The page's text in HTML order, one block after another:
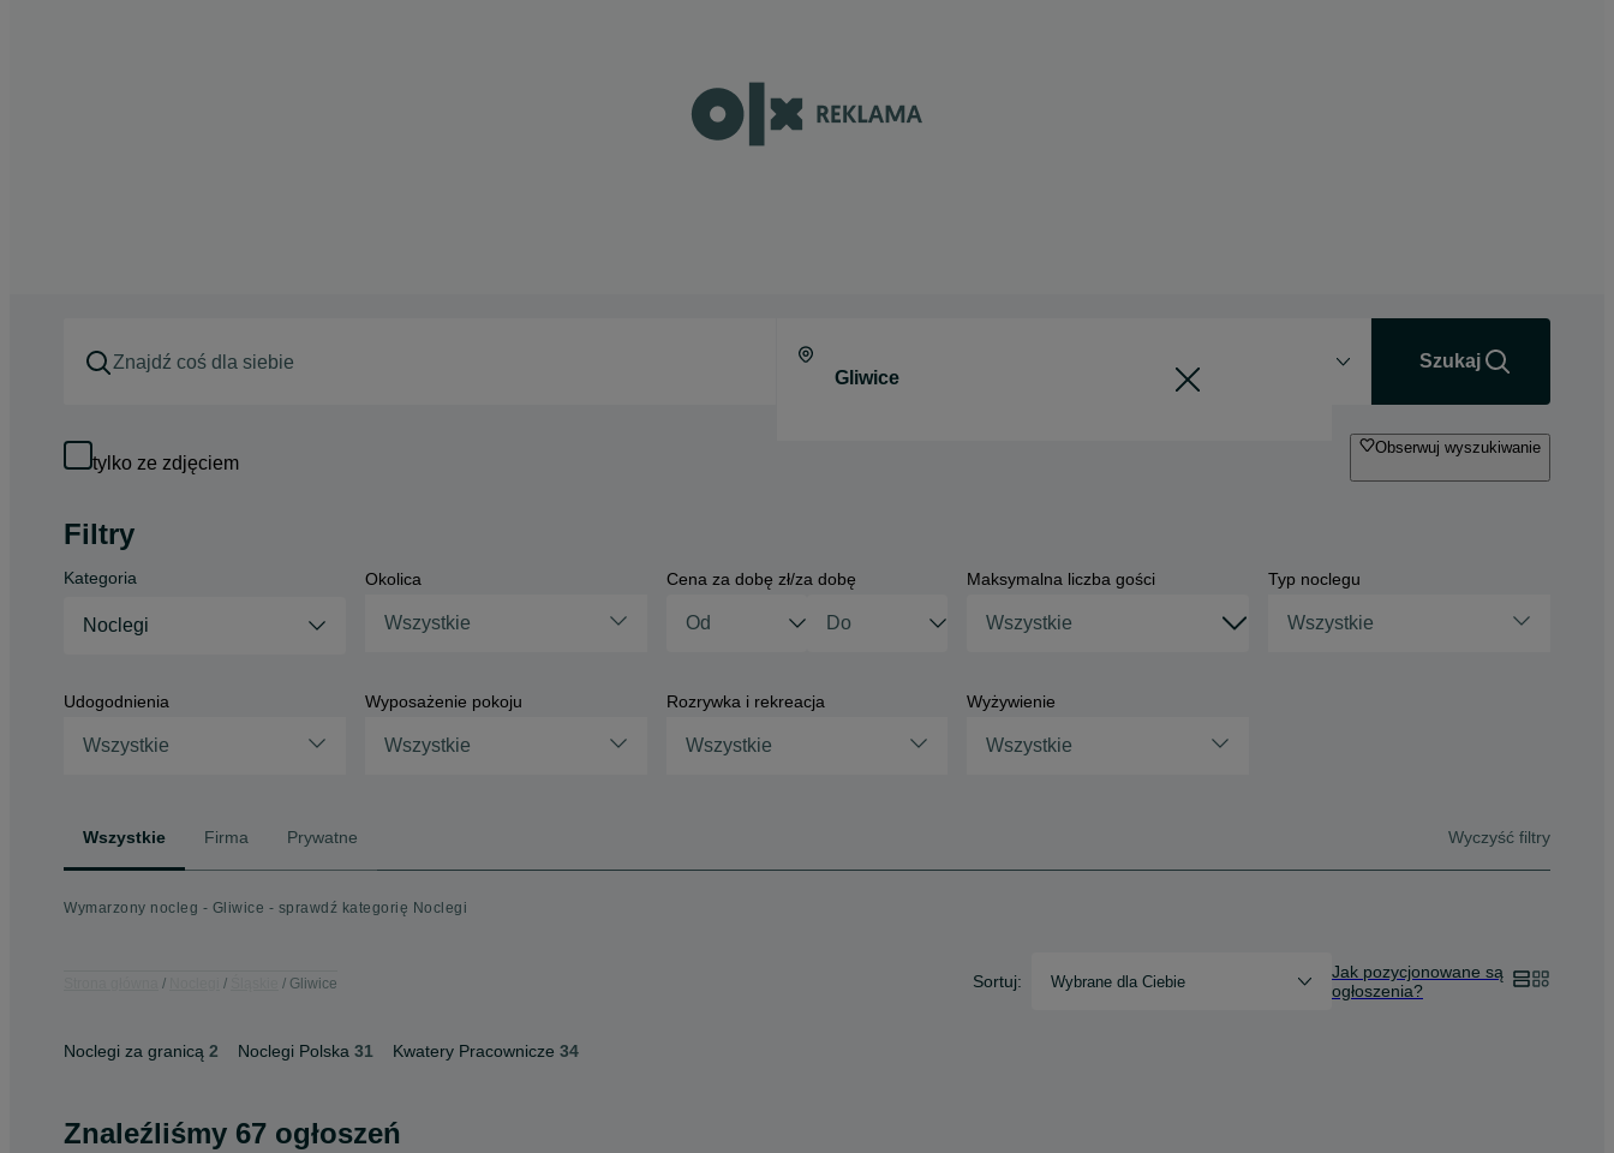
Szukaj
tylko ze zdjęciem
Obserwuj wyszukiwanie
Filtry
Kategoria
Noclegi
Okolica
Wszystkie
Cena za dobę zł/za dobę Maksymalna liczba gości Typ noclegu
Wszystkie
Udogodnienia
Wszystkie
Wyposażenie pokoju
Wszystkie
Rozrywka i rekreacja
Wszystkie
Wyżywienie
Wszystkie
Wszystkie Firma Prywatne Wyczyść filtry
Wymarzony nocleg - Gliwice - sprawdź kategorię Noclegi
Gliwice Sortuj: Wybrane dla Ciebie
Jak pozycjonowane są
ogłoszenia?
Noclegi za granicą 2 Noclegi Polska 31 Kwatery Pracownicze 34
Znaleźliśmy 67 ogłoszeń